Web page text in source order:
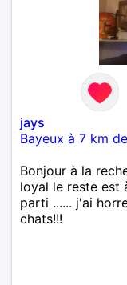
jays
Bayeux à 7 km
Bonjour à la
loyal le reste est
parti ...... j'ai
chats!!!